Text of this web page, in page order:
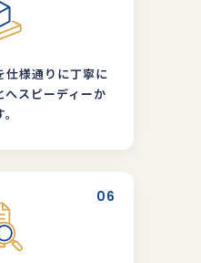
仕様通りに丁寧に
スピーディーか
06